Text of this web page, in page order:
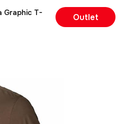
Graphic T-
Outlet